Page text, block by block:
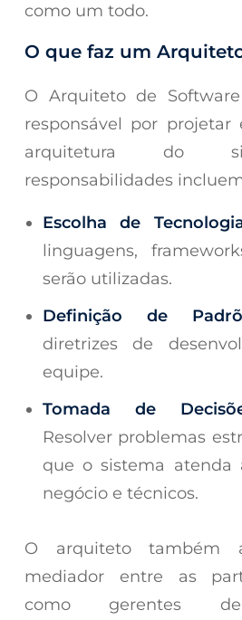
como um todo.
O que faz um
O Arquiteto de
responsável por projetar
arquitetura do
responsabilidades
Escolha de
linguagens,
serão utilizadas.
Definição de
diretrizes de
equipe.
Tomada de
Resolver problemas
que o sistema atenda
negócio e técnicos.
O arquiteto também
mediador entre as
como gerentes